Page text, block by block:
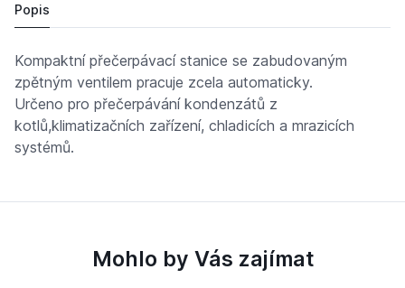
Popis
Kompaktní přečerpávací stanice se zabudovaným
zpětným ventilem pracuje zcela automaticky.
Určeno pro přečerpávání kondenzátů z
kotlů,klimatizačních zařízení, chladicích a mrazicích
systémů.
Mohlo by Vás zajímat